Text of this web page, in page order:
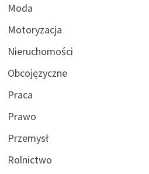
Moda
Motoryzacja
Nieruchomości
Obcojęzyczne
Praca
Prawo
Przemysł
Rolnictwo